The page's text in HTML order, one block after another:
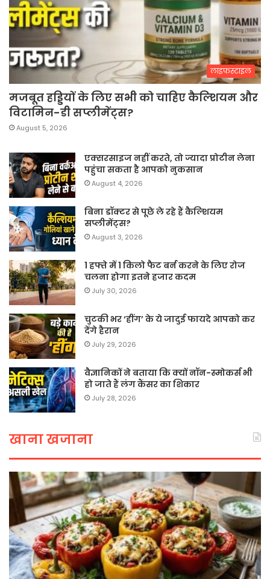
लाइफस्टाइल
मजबूत हड्डियों के लिए सभी को चाहिए कैल्शियम और
विटामिन-डी सप्लीमेंट्स?
August 5, 2026
एक्सरसाइज नहीं करते, तो ज्यादा प्रोटीन लेना
पहुंचा सकता है आपको नुकसान
August 4, 2026
बिना डॉक्टर से पूछे ले रहे हैं कैल्शियम
सप्लीमेंट्स?
August 3, 2026
1 हफ्ते में 1 किलो फैट बर्न करने के लिए रोज
चलना होगा इतने हजार कदम
July 30, 2026
चुटकी भर ‘हींग’ के ये जादुई फायदे आपको कर
देंगे हैरान
July 29, 2026
वैज्ञानिकों ने बताया कि क्यों नॉन-स्मोकर्स भी
हो जाते हैं लंग कैंसर का शिकार
July 28, 2026
खाना खजाना